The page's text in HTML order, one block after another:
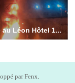
au Léon Hôtel 1...
par Fenx.